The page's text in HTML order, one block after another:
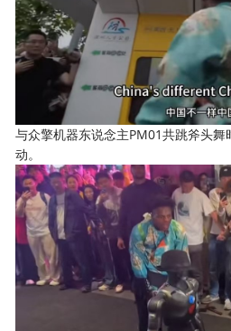
与众擎机器东说念主PM01共跳斧头
动。